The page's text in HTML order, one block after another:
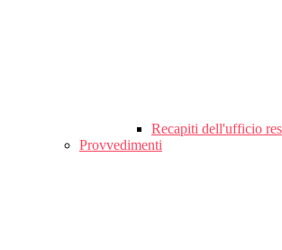
Recapiti dell'ufficio
Provvedimenti